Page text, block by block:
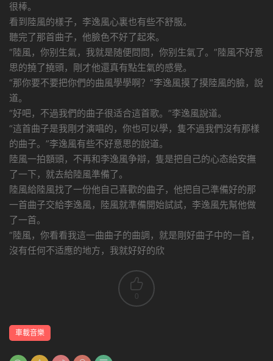
很棒。
看到陸風的樣子，李逸風心裏也有些不舒服。
聽完了那首曲子，他臉色不好了起來。
“陸風，你别生氣，我就是随便問問，你别生氣了。”陸風不好意
思的撓了撓頭，剛才他還真有點生氣的感覺。
“那你要不要把你們的曲風學學啊？”李逸風摸了摸陸風的臉，說
道。
“好吧，不過我們的曲子很适合這首歌。”李逸風說道。
“這首曲子是我剛才演唱的，你也可以學，隻不過我們沒有那樣
的曲子。”李逸風有些不好意思的說道。
陸風一拍額頭，不再和李逸風争辯，隻是把自己的心态給安撫
了一下，就去給陸風準備了。
陸風給陸風找了一份他自己喜歡的曲子，他把自己準備好的那
一首曲子交給李逸風，陸風就準備開始試試，李逸風先幫他做
了一首。
“陸風，你看看我這一曲曲子的曲調，就是剛好曲子中的一首，
沒有任何不适應的地方，我就好好的欣
0
車載音樂